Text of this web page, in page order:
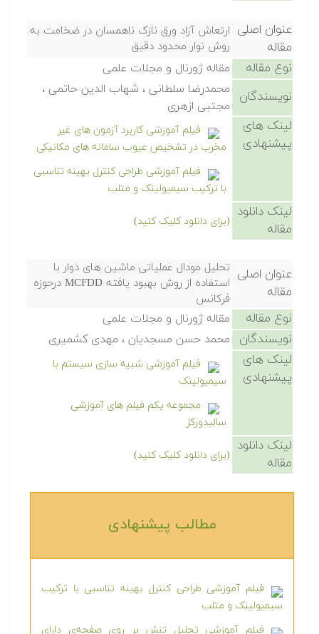
عنوان اصلی
مقاله
ارتعاش آزاد ورق نازک ناهمسان در ضخامت به
روش نوار محدود دقیق
نوع مقاله مقاله ژورنال و مجلات علمی
نویسندگان
محمدرضا سلطانی ، شهاب الدین حاتمی ،
مجتبی ازهری
لینک های
پیشنهادی
فیلم آموزشی کاربرد آزمون های غیر
مخرب در تشخیص عیوب سامانه های مکانیکی
فیلم آموزشی طراحی کنترل بهینه تناسبی
با ترکیب سیمیولینک و متلب
لینک دانلود
مقاله
(برای دانلود کلیک کنید)
عنوان اصلی
مقاله
تحلیل مودال عملیاتی ماشین های دوار با
استفاده از روش بهبود یافته MCFDD درحوزه
فرکانس
نوع مقاله مقاله ژورنال و مجلات علمی
نویسندگان محمد حسن مسجدیان ، مهدی کشمیری
لینک های
پیشنهادی
فیلم آموزشی شبیه سازی سیستم با
سیمیولینک
مجموعه یکم فیلم های آموزشی
سالیدورکز
لینک دانلود
مقاله
(برای دانلود کلیک کنید)
مطالب پیشنهادی‎
فیلم آموزشی طراحی کنترل بهینه تناسبی با ترکیب
سیمیولینک و متلب
فیلم آموزشی تحلیل تنش بر روی صفحه‌ی دارای